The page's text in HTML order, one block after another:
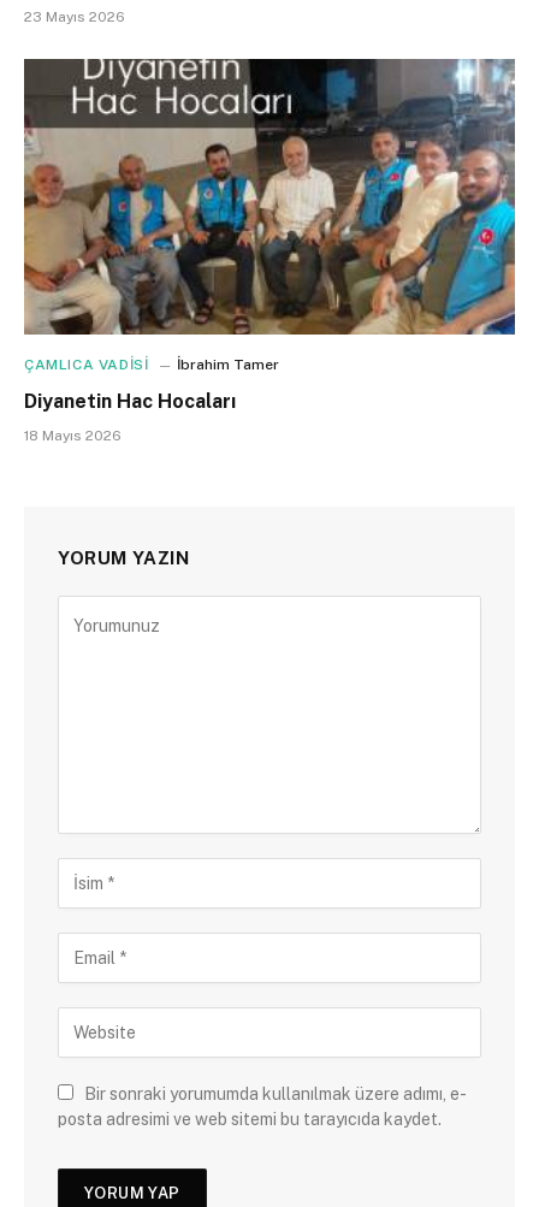
23 Mayıs 2026
ÇAMLICA VADİSİ İbrahim Tamer
Diyanetin Hac Hocaları
18 Mayıs 2026
YORUM YAZIN
Bir sonraki yorumumda kullanılmak üzere adımı, e-
posta adresimi ve web sitemi bu tarayıcıda kaydet.